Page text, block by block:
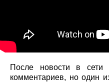
После новости в сети
комментариев, но один